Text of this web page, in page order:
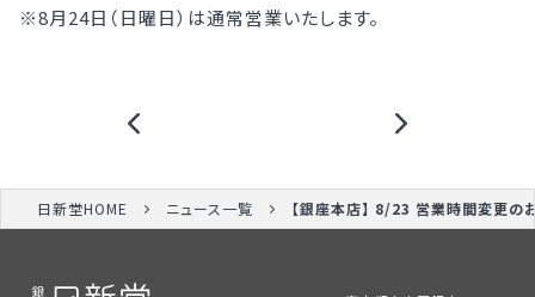
※8月24日（日曜日）は通常営業いたします。
日新堂HOME ニュース一覧 【銀座本店】 8/23 営業時間変更の